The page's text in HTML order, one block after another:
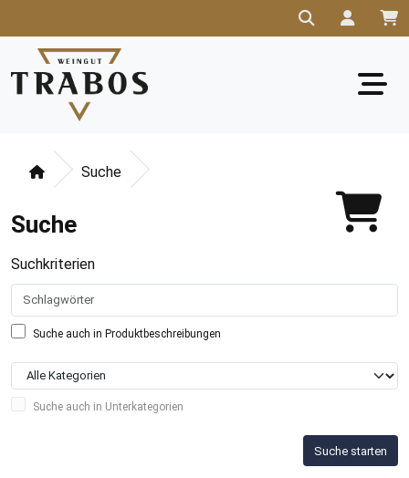
Suche
Suche
Suchkriterien
Suche auch in Produktbeschreibungen
Suche auch in Unterkategorien
Suche starten